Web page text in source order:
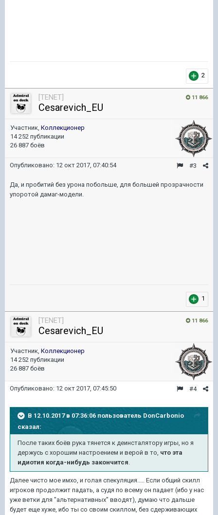
2
11 866
[TENET]
Cesarevich_EU
Участник, Коллекционер
14 252 публикации
26 887 боёв
#3
Опубликовано: 12 окт 2017, 07:40:54
Да, и пробитий без урона побольше, для большей прозрачности
упоротой дамаг-модели.
1
11 866
[TENET]
Cesarevich_EU
Участник, Коллекционер
14 252 публикации
26 887 боёв
#4
Опубликовано: 12 окт 2017, 07:45:50
В 12.10.2017 в 07:36:06 пользователь DonCarbonio
сказал:
После таких боёв рука тянется к деинсталятору игры, но я
держусь с хорошим настроением и верой в то, что эта
идиотия когда-нибудь закончится.
Далее чисто мое имхо, и голая спекуляция..... Если общий скилл
игроков продолжит падать, а судя по всему он падает (ибо у нас
уже ветки для "альтернативных" вводят), думаю что дальше
будет еще хуже, ибо ты со своим скиллом, без сдерживающих